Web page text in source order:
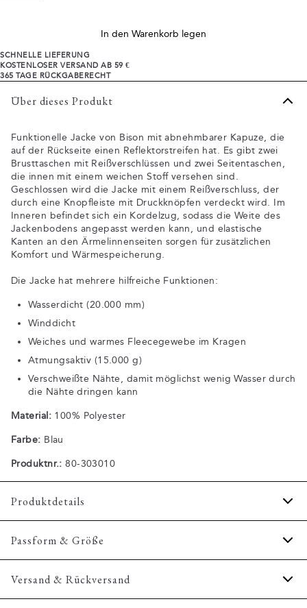
In den Warenkorb legen
SCHNELLE LIEFERUNG
KOSTENLOSER VERSAND AB 59 €
365 TAGE RÜCKGABERECHT
Über dieses Produkt
Funktionelle Jacke von Bison mit abnehmbarer Kapuze, die
auf der Rückseite einen Reflektorstreifen hat. Es gibt zwei
Brusttaschen mit Reißverschlüssen und zwei Seitentaschen,
die innen mit einem weichen Stoff versehen sind.
Geschlossen wird die Jacke mit einem Reißverschluss, der
durch eine Knopfleiste mit Druckknöpfen verdeckt wird. Im
Inneren befindet sich ein Kordelzug, sodass die Weite des
Jackenbodens angepasst werden kann, und elastische
Kanten an den Ärmelinnenseiten sorgen für zusätzlichen
Komfort und Wärmespeicherung.
Die Jacke hat mehrere hilfreiche Funktionen:
Wasserdicht (20.000 mm)
Winddicht
Weiches und warmes Fleecegewebe im Kragen
Atmungsaktiv (15.000 g)
Verschweißte Nähte, damit möglichst wenig Wasser durch
die Nähte dringen kann
Material:100% Polyester
Farbe: Blau
Produktnr.: 80-303010
Produktdetails
Das Jackett ist wasserabweisend.
Bündchen an den Ärmelinnenseiten.
Zwei Seitentaschen mit Reißverschluss.
Passform & Größe
Fit:Regular fit
Reguläre Passform, weder locker noch eng.
Versand & Rückversand